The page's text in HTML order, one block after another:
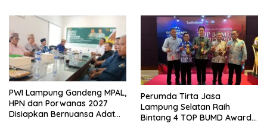
PWI Lampung Gandeng MPAL,
HPN dan Porwanas 2027
Disiapkan Bernuansa Adat
Perumda Tirta Jasa
Lampung Selatan Raih
Bintang 4 TOP BUMD Awards